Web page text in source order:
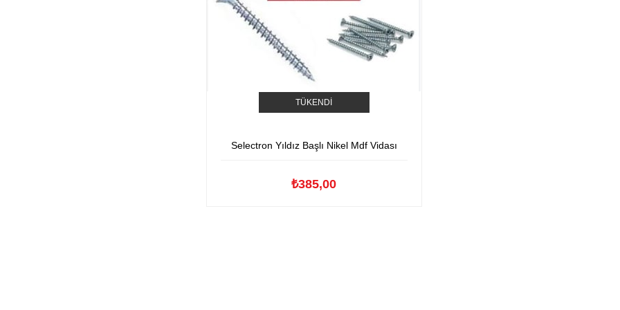
TÜKENDI
Selectron Yıldız Başlı Nikel Mdf Vidası
₺385,00